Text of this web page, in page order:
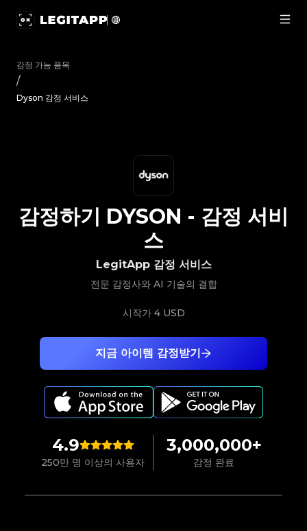
감정 가능 품목
/
Dyson 감정 서비스
4.9
250만 명 이상의 사용자
3,000,000+
감정 완료
지금 아이템 감정받기
LegitApp 감정 서비스
전문 감정사와 AI 기술의 결합
시작가 4 USD
감정하기 DYSON - 감정 서비
스